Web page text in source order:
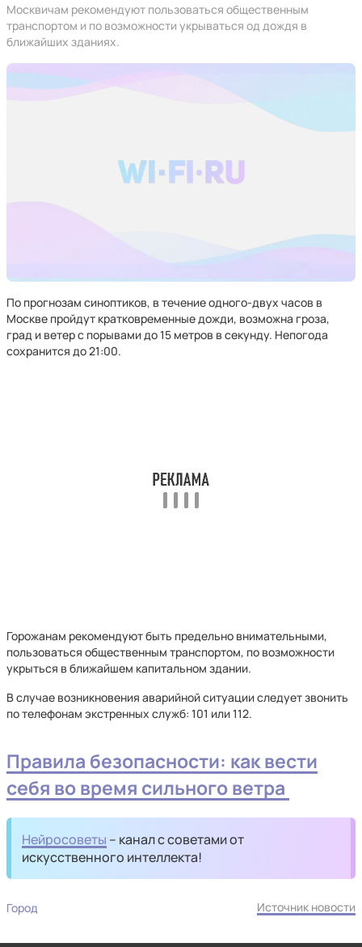
Москвичам рекомендуют пользоваться общественным
транспортом и по возможности укрываться од дождя в
ближайших зданиях.
По прогнозам синоптиков, в течение одного-двух часов в
Москве пройдут кратковременные дожди, возможна гроза,
град и ветер с порывами до 15 метров в секунду. Непогода
сохранится до 21:00.
Горожанам рекомендуют быть предельно внимательными,
пользоваться общественным транспортом, по возможности
укрыться в ближайшем капитальном здании.
В случае возникновения аварийной ситуации следует звонить
по телефонам экстренных служб: 101 или 112.
Правила безопасности: как вести
себя во время сильного ветра
Нейросоветы – канал с советами от
искусственного интеллекта!
Город Источник новости